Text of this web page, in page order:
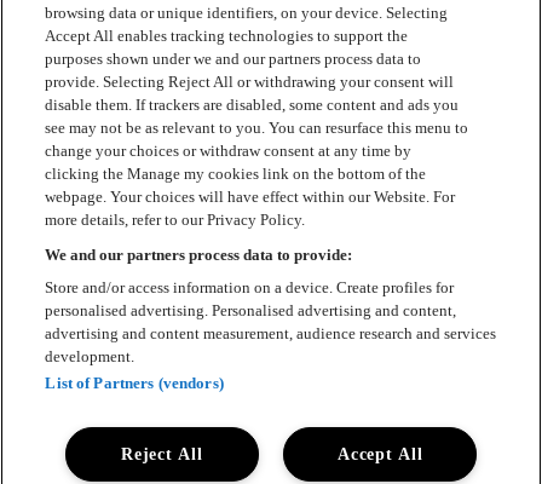
Kontakt
Press
Om Luger
Samarbeten
Boka artist
Sekretesspolicy
Cookiepolicy
browsing data or unique identifiers, on your device. Selecting
Accept All enables tracking technologies to support the
purposes shown under we and our partners process data to
provide. Selecting Reject All or withdrawing your consent will
disable them. If trackers are disabled, some content and ads you
see may not be as relevant to you. You can resurface this menu to
change your choices or withdraw consent at any time by
clicking the Manage my cookies link on the bottom of the
webpage. Your choices will have effect within our Website. For
more details, refer to our Privacy Policy.
We and our partners process data to provide:
Store and/or access information on a device. Create profiles for
personalised advertising. Personalised advertising and content,
advertising and content measurement, audience research and services
development.
List of Partners (vendors)
Accept All
Reject All